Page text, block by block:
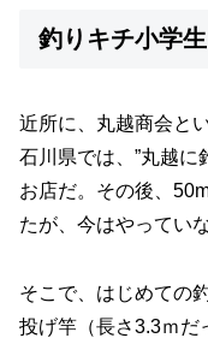
釣りキチ小学生
近所に、丸越商会と
石川県では、”丸越に
お店だ。その後、
たが、今はやっていな
そこで、はじめての
投げ竿（長さ3.3ｍだ